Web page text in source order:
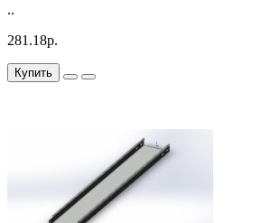
..
281.18р.
Купить